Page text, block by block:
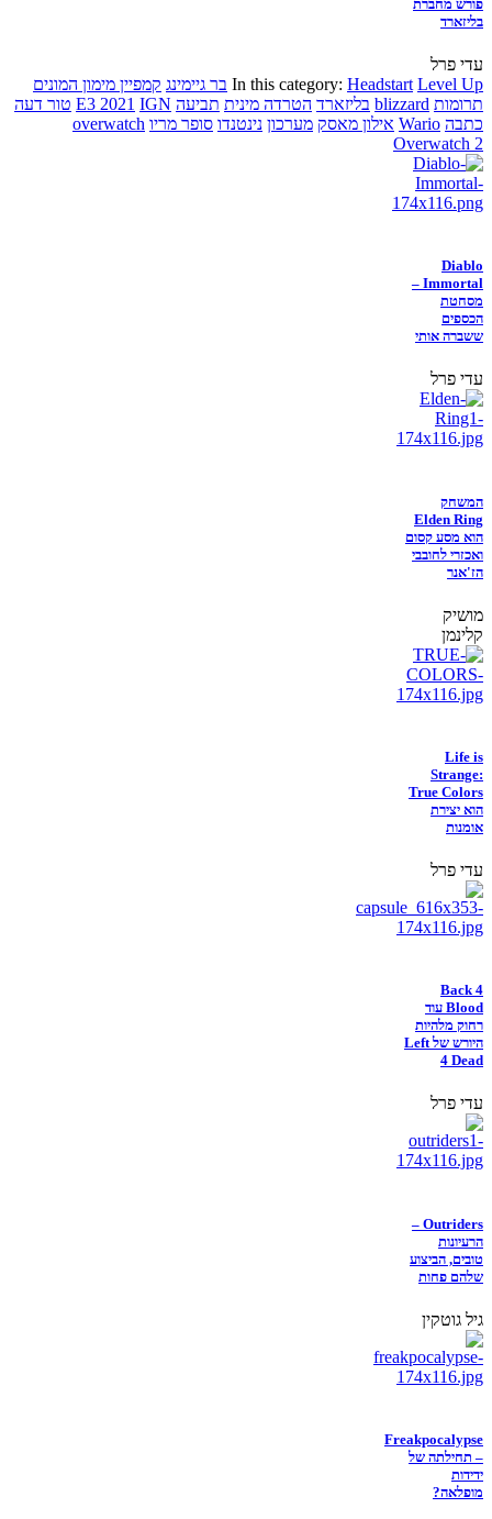
פורש מחברת
בליזארד
עדי פרל
In this category: Headstart Level Up בר גיימינג קמפיין מימון המונים
תרומות blizzard בליזארד הטרדה מינית תביעה E3 2021 IGN
טור דעה
כתבה Wario אילון מאסק מערכון נינטנדו סופר מריו overwatch
Overwatch 2
Diablo
Immortal –
מסחטת
הכספים
ששברה אותי
עדי פרל
המשחק
Elden Ring
הוא מסע קסום
ואכזרי לחובבי
הז'אנר
מושיק
קלינמן
Life is
Strange:
True Colors
הוא יצירת
אומנות
עדי פרל
Back 4
Blood עוד
רחוק מלהיות
היורש של Left
4 Dead
עדי פרל
Outriders –
הרעיונות
טובים, הביצוע
שלהם פחות
גיל גוטקין
Freakpocalypse
– תחילתה של
ידידות
מופלאה?